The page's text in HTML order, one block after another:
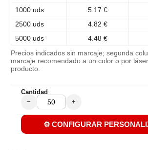
1000 uds
5.17 €
2500 uds
4.82 €
5000 uds
4.48 €
Precios indicados sin marcaje; segunda
marcaje recomendado a un color o por
producto.
Cantidad
− +
⚙️ CONFIGURAR